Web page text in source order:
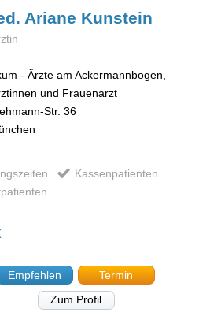
Ariane Kunstein
- Ärzte am Ackermannbogen,
und Frauenarzt
Str. 36
Kassenpatienten
Empfehlen
Termin
Zum Profil